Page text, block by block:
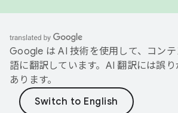
Google は AI 技術を使用して、コン
語に翻訳しています。AI 翻訳には誤
あります。